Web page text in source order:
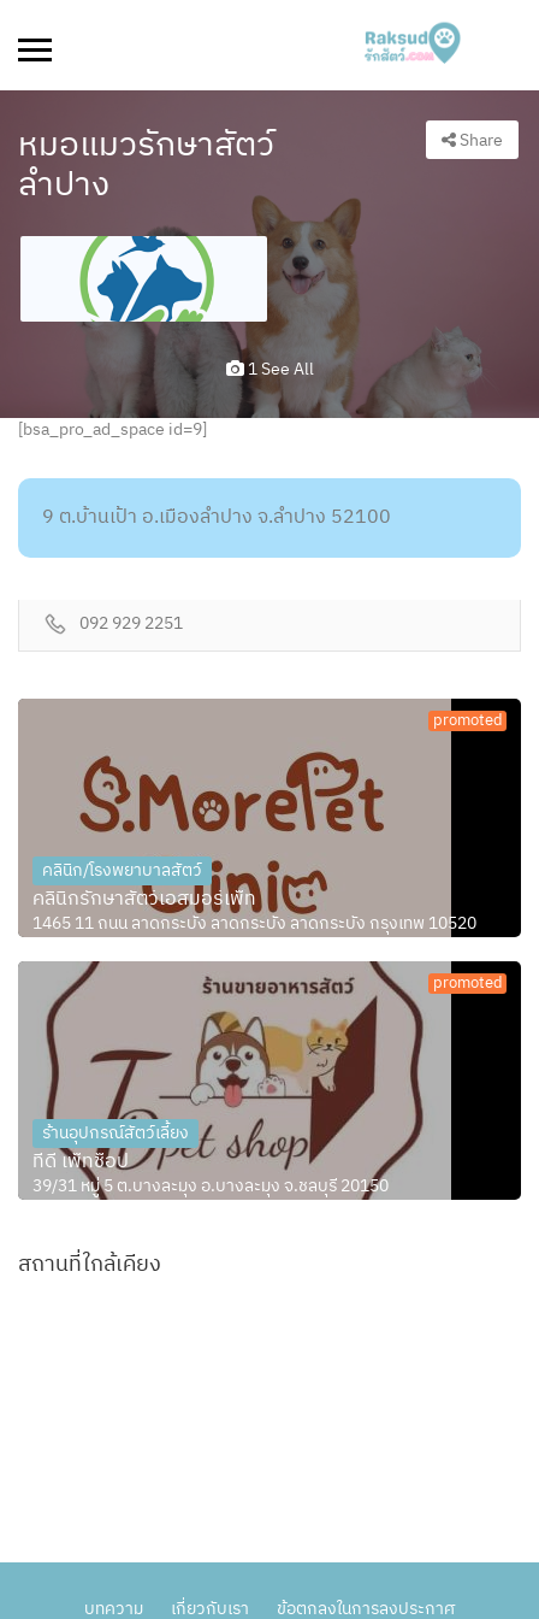
หมอแมวรักษาสัตว์
ลำปาง
Share
1 See All
[bsa_pro_ad_space id=9]
9 ต.บ้านเป้า อ.เมืองลำปาง จ.ลำปาง 52100
092 929 2251
promoted
คลินิก/โรงพยาบาลสัตว์
คลินิกรักษาสัตว์เอสมอร์เพ็ท
1465 11 ถนน ลาดกระบัง ลาดกระบัง ลาดกระบัง กรุงเทพ 10520
promoted
ร้านอุปกรณ์สัตว์เลี้ยง
ทีดี เพ็ทช็อป
39/31 หมู่ 5 ต.บางละมุง อ.บางละมุง จ.ชลบุรี 20150
สถานที่ใกล้เคียง
บทความ เกี่ยวกับเรา ข้อตกลงในการลงประกาศ